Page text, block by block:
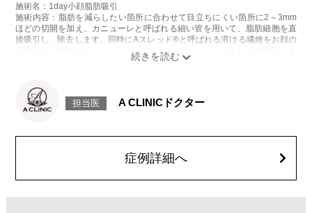
施術名：1day小顔脂肪吸引
施術内容：脂肪を減らしたい箇所に合わせて目立ちにくい箇所に2～3mm
ほどの切開を加え、カニューレと呼ばれる細い管を用いて、脂肪細胞を直
接吸引し、除去します。同時にAスレッド®と呼ばれる溶ける繊維をお顔の
目立たない部分から皮下へ挿入し、皮膚を内側から引き上げて固定しま
感などが術後一時的に生じることがございます。また、稀に貧血、細菌感
染症、左右差、施術箇所の知覚鈍麻、ぼこつき、硬結、瘢痕化、色素沈
顔の脂肪吸引箇所の追加 1ヶ所ごと+162,800円(税込)
オプション：笑気麻酔 3,300円(税込)
担当医 A CLINICドクター
症例詳細へ